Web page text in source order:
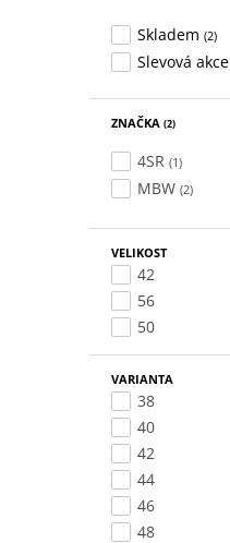
Skladem (2)
Slevová akce
ZNAČKA (2)
4SR (1)
MBW (2)
VELIKOST
42
56
50
VARIANTA
38
40
42
44
46
48